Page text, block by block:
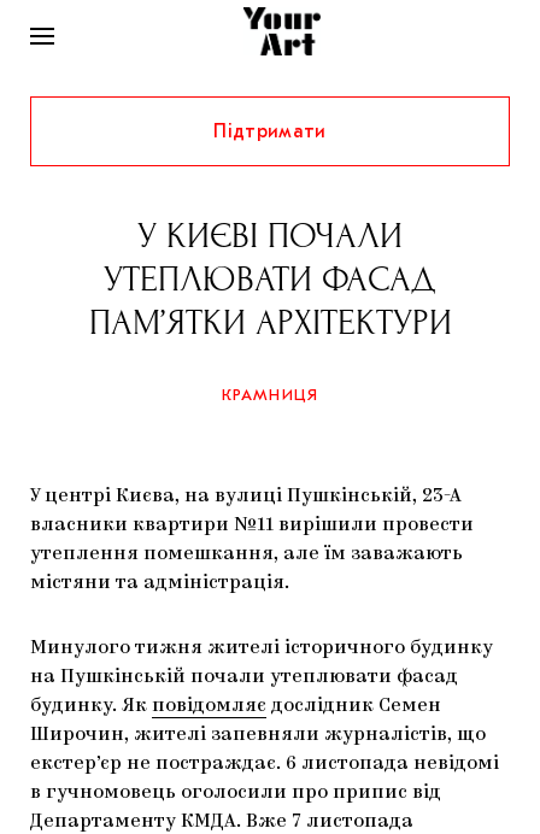
НОВИНИ
ІНТЕРВ’Ю
ХУДОЖНИКИ
КУРАТОРИ
РІДНИЙ КРАЙ
ФЕСТИВАЛІ
КОЛЕКЦІЇ
ГАЛЕРЕЇ
СТАТТІ
КОНСПЕКТИ
КНИЖКИ І ЖУРНАЛИ
ЗАПАЛЕННЯ
ЯК ПІДТРИМУВАТИ УКРАЇНСЬКЕ МИСТЕЦТВО
CARPATHIAN CULT ПРО РІЗДВЯНІ СВЯТА
КРАМНИЦЯ
Підтримати
У КИЄВІ ПОЧАЛИ
УТЕПЛЮВАТИ ФАСАД
ПАМ’ЯТКИ АРХІТЕКТУРИ
КРАМНИЦЯ
У центрі Києва, на вулиці Пушкінській, 23-А
власники квартири №11 вирішили провести
утеплення помешкання, але їм заважають
містяни та адміністрація.
Минулого тижня жителі історичного будинку
на Пушкінській почали утеплювати фасад
будинку. Як повідомляє дослідник Семен
Широчин, жителі запевняли журналістів, що
екстер’єр не постраждає. 6 листопада невідомі
в гучномовець оголосили про припис від
Департаменту КМДА. Вже 7 листопада